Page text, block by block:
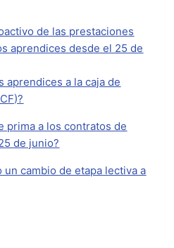
de las prestaciones
aprendices desde el 25 de
aprendices a la caja de
prima a los contratos de
de junio?
cambio de etapa lectiva a